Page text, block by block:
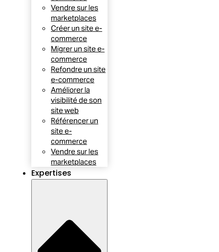
Vendre sur les
marketplaces
Créer un site e-
commerce
Migrer un site e-
commerce
Refondre un site
e-commerce
Améliorer la
visibilité de son
site web
Référencer un
site e-
commerce
Vendre sur les
marketplaces
Expertises